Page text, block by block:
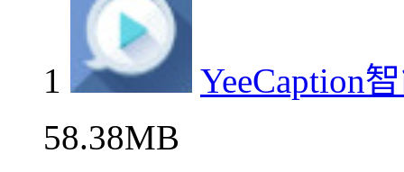
1
YeeCaption
58.38MB